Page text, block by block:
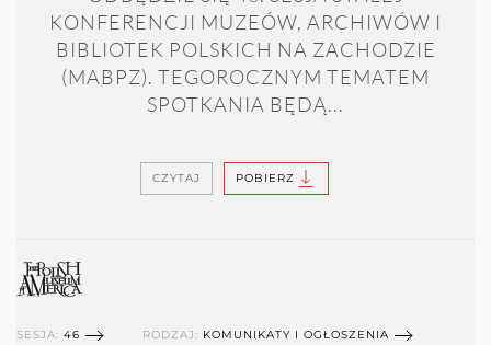
KONFERENCJI MUZEÓW, ARCHIWÓW I
BIBLIOTEK POLSKICH NA ZACHODZIE
(MABPZ). TEGOROCZNYM TEMATEM
SPOTKANIA BĘDĄ...
CZYTAJ POBIERZ
SESJA: 46 RODZAJ: KOMUNIKATY I OGŁOSZENIA